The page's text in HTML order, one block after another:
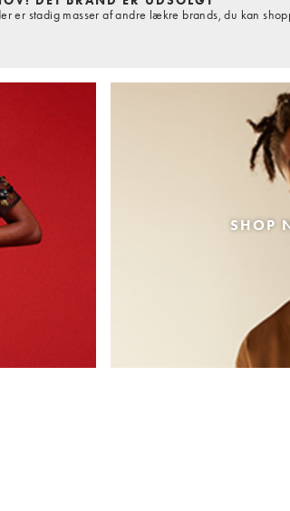
er stadig masser af andre lækre brands, du kan
SHOP